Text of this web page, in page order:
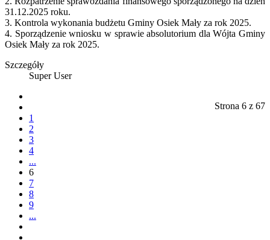
31.12.2025 roku.
3. Kontrola wykonania budżetu Gminy Osiek Mały za rok 2025.
4. Sporządzenie wniosku w sprawie absolutorium dla Wójta Gminy
Osiek Mały za rok 2025.
Szczegóły
Super User
Strona 6 z 67
1
2
3
4
...
6
7
8
9
...